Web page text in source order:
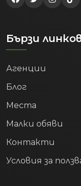
Бързи
Агенции
Блог
Места
Малки обяви
Контакти
Условия за